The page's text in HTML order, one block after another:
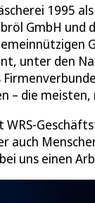
1995
GmbH
unter den
– die meisten,
auch
uns einen